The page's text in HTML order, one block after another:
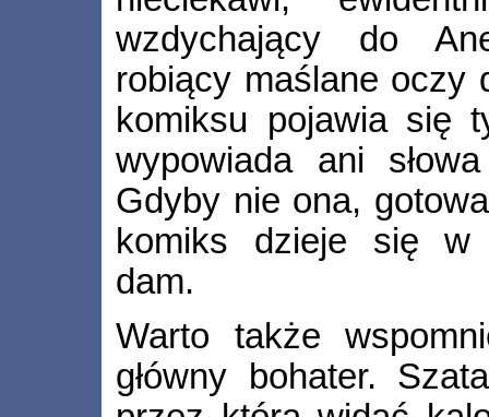
wzdychający do
robiący maślane
komiksu pojawia się
wypowiada ani
Gdyby nie ona,
komiks dzieje się w
dam.
Warto także
główny bohater.